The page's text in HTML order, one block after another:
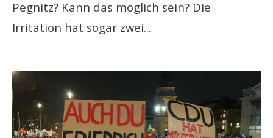
Pegnitz? Kann das möglich sein? Die
Irritation hat sogar zwei...